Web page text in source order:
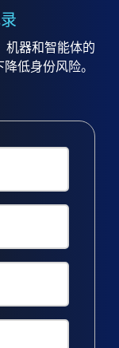
机器和智能体的
低身份风险。